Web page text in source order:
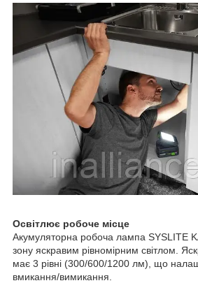
Освітлює робоче місце
Акумуляторна робоча лампа SYSLITE
зону яскравим рівномірним світлом.
має 3 рівні (300/600/1200 лм), що
вмикання/вимикання.